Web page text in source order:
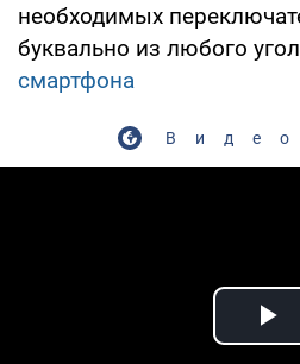
необходимых
буквально из любого
смартфона